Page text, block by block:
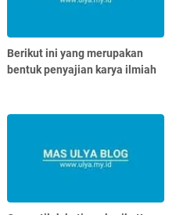
Berikut ini yang merupakan
bentuk penyajian karya ilmiah